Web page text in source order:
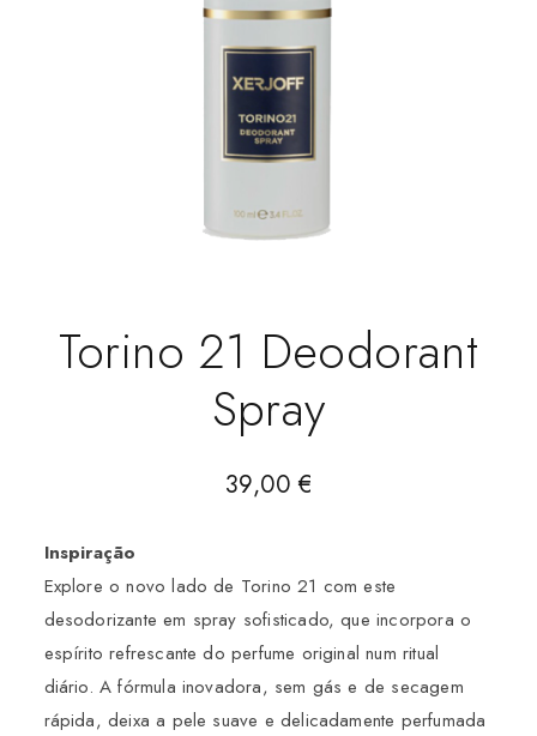
Torino 21 Deodorant
Spray
39,00€
Inspiração
Explore o novo lado de Torino 21 com este
desodorizante em spray sofisticado, que incorpora o
espírito refrescante do perfume original num ritual
diário. A fórmula inovadora, sem gás e de secagem
rápida, deixa a pele suave e delicadamente perfumada